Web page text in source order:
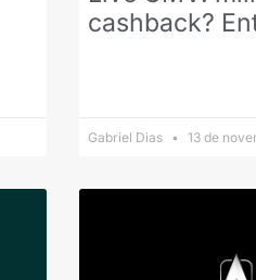
cashback?
Gabriel Dias 13 de